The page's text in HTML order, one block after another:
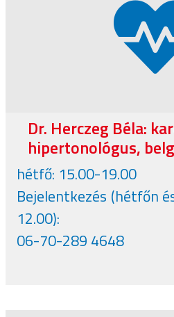
Dr. Herczeg Béla:
hipertonológus,
hétfő: 15.00-19.00
Bejelentkezés (hétfőn
12.00):
06-70-289 4648